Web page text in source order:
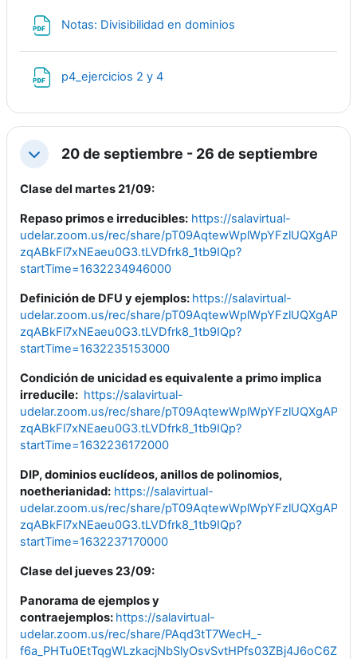
Notas: Divisibilidad en dominios
p4_ejercicios 2 y 4
Colapsar20 de septiembre - 26 de septiembre
Clase del martes 21/09:
Repaso primos e irreducibles: https://salavirtual-
udelar.zoom.us/rec/share/
zqABkFl7xNEaeu0G3.tLVDfrk8_1tb9IQp?
startTime=1632234946000
Definición de DFU y ejemplos: https://salavirtual-
udelar.zoom.us/rec/share/
zqABkFl7xNEaeu0G3.tLVDfrk8_1tb9IQp?
startTime=1632235153000
Condición de unicidad es equivalente a primo implica
irreducile: https://salavirtual-
udelar.zoom.us/rec/share/
zqABkFl7xNEaeu0G3.tLVDfrk8_1tb9IQp?
startTime=1632236172000
DIP, dominios euclídeos, anillos de polinomios,
noetherianidad: https://salavirtual-
udelar.zoom.us/rec/share/
zqABkFl7xNEaeu0G3.tLVDfrk8_1tb9IQp?
startTime=1632237170000
Clase del jueves 23/09:
Panorama de ejemplos y
contraejemplos: https://salavirtual-
udelar.zoom.us/rec/share/PAqd3tT7WecH_-